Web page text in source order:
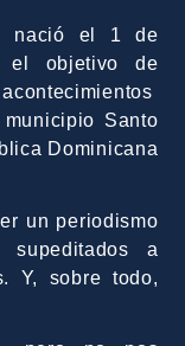
nació el 1 de
el objetivo de
Santo
Dominicana
un periodismo
supeditados a
Y, sobre todo,